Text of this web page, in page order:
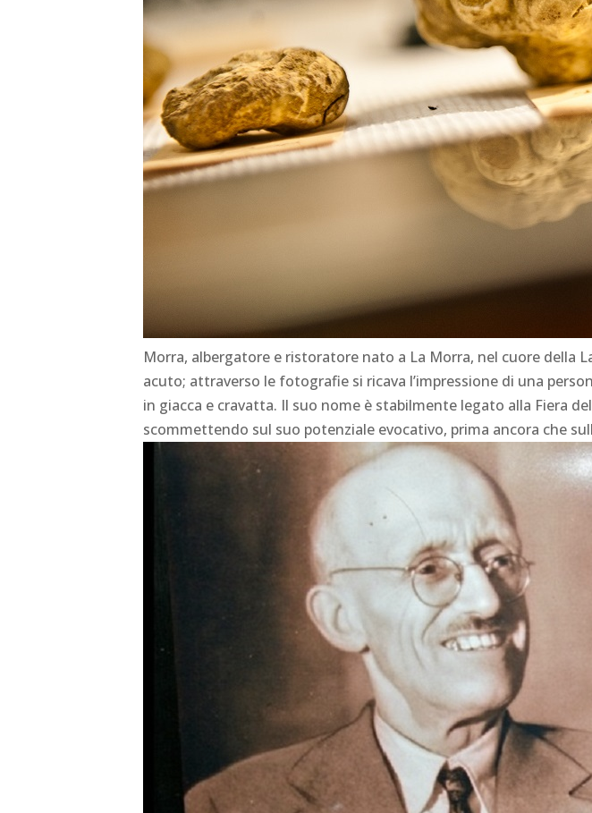
Morra, albergatore e ristoratore nato a La Morra, nel cuore della
acuto; attraverso le fotografie si ricava l’impressione di una
in giacca e cravatta. Il suo nome è stabilmente legato alla Fiera
scommettendo sul suo potenziale evocativo, prima ancora che